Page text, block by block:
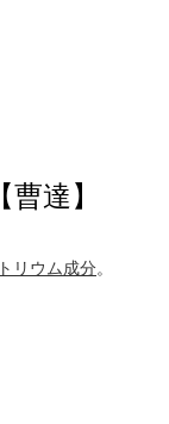
達】
リウム成分。